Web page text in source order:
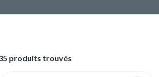
produits trouvés